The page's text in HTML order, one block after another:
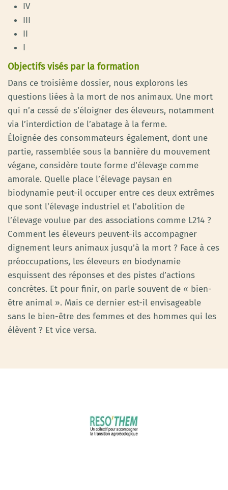
IV
III
II
I
Objectifs visés par la formation
Dans ce troisième dossier, nous explorons les
questions liées à la mort de nos animaux. Une mort
qui n’a cessé de s’éloigner des éleveurs, notamment
via l’interdiction de l’abatage à la ferme.
Éloignée des consommateurs également, dont une
partie, rassemblée sous la bannière du mouvement
végane, considère toute forme d’élevage comme
amorale. Quelle place l’élevage paysan en
biodynamie peut-il occuper entre ces deux extrêmes
que sont l’élevage industriel et l’abolition de
l’élevage voulue par des associations comme L214 ?
Comment les éleveurs peuvent-ils accompagner
dignement leurs animaux jusqu’à la mort ? Face à ces
préoccupations, les éleveurs en biodynamie
esquissent des réponses et des pistes d’actions
concrètes. Et pour finir, on parle souvent de « bien-
être animal ». Mais ce dernier est-il envisageable
sans le bien-être des femmes et des hommes qui les
élèvent ? Et vice versa.